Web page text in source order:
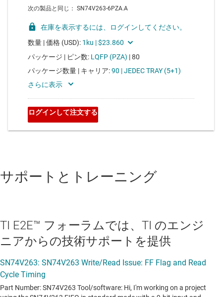
サポートとトレーニング
TI E2E™ フォーラムでは、TI のエンジ
ニアからの技術サポートを提供